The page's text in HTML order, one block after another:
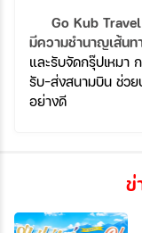
Go Kub Travel
มีความชำนาญเส้นท
และรับจัดกรุ๊ปเหมา
รับ-ส่งสนามบิน ช่วย
อย่างดี
ข่